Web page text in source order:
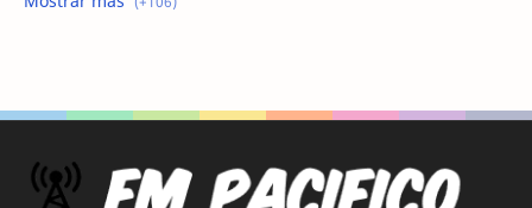
Busco Empleo Sin Experiencia Busco trabajo
busco trabajo la plata cirugia de nariz